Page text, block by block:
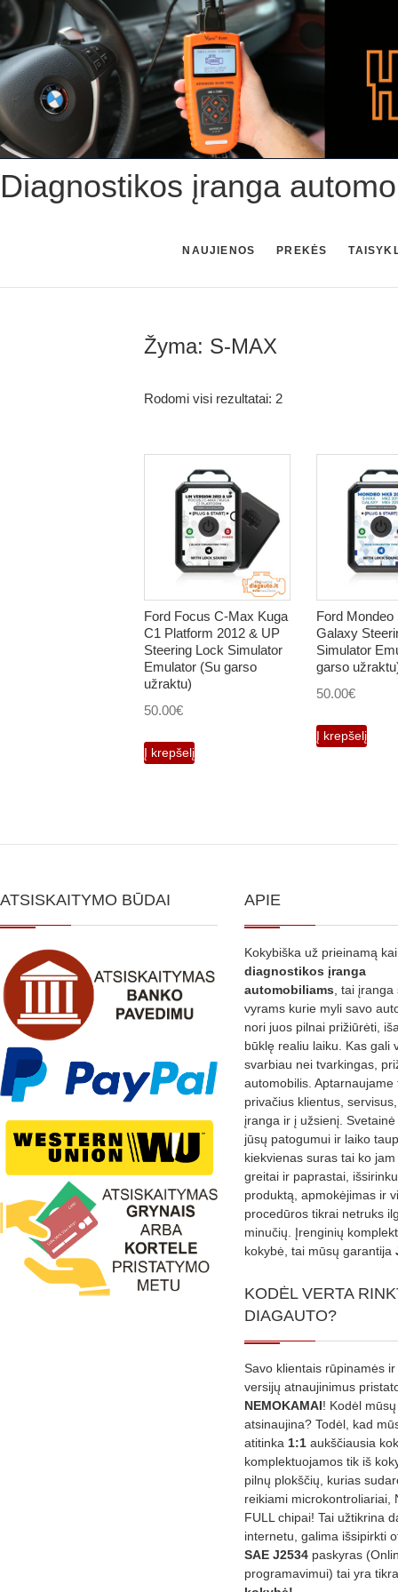
Skip
to
content
Diagnostikos įranga
NAUJIENOS PREKĖS
Žyma: S-MAX
Rodomi visi rezultatai: 2
Ford Focus C-Max Kuga
C1 Platform 2012 & UP
Steering Lock Simulator
Emulator (Su garso
užraktu)
50.00€
Į krepšelį
Ford Mondeo
Galaxy
Simulator
garso
50.00€
Į krepšelį
ATSISKAITYMO BŪDAI APIE
Kokybiška už prieinamą
diagnostikos įranga
automobiliams , tai
vyrams kurie myli savo
nori juos pilnai prižiūrėti,
būklę realiu laiku. Kas gali
svarbiau nei tvarkingas,
automobilis. Aptarnaujame
privačius klientus,
įranga ir į užsienį.
jūsų patogumui ir laiko
kiekvienas suras tai ko
greitai ir paprastai,
produktą, apmokėjimas ir
procedūros tikrai netruks
minučių. Įrenginių
kokybė, tai mūsų garantija
KODĖL VERTA
DIAGAUTO?
Savo klientais rūpinamės
versijų atnaujinimus
NEMOKAMAI! Kodėl
atsinaujina? Todėl, kad
atitinka 1:1 aukščiausia
komplektuojamos tik iš
pilnų plokščių, kurias
reikiami microkontroliariai,
FULL chipai! Tai užtikrina
internetu, galima išsipirkti
SAE J2534 paskyras
programavimui) tai yra